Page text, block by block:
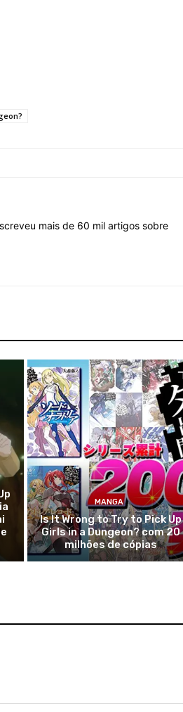
mais de 60 mil artigos sobre
MANGA
Is It Wrong to Try to Pick Up
Girls in a Dungeon? com 20
milhões de cópias